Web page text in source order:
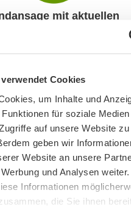
Cookies
um Inhalte und
für soziale
auf unsere Website zu
geben wir
Website an unsere
und Analysen
Informationen
die Sie ihnen
mit aktuellen
unter 51 56 76-33 jeweils
BEIM
bei unseren